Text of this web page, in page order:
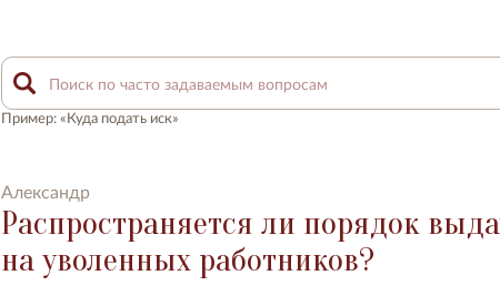
Пример: «Куда подать иск»
Александр
Распространяется ли порядок
на уволенных работников?